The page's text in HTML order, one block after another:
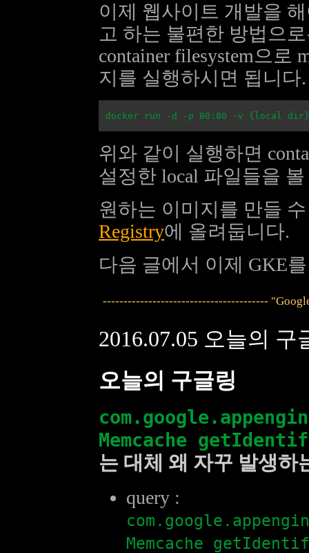
이제 웹사이트 개발을
고 하는 불편한 방법으
container filesystem으
지를 실행하시면 됩니다.
위와 같이 실행하면
설정한 local 파일들을
원하는 이미지를 만들
Registry에 올려둡니다.
다음 글에서 이제 GKE
----------------------------------------
2016.07.05 오늘의 구
오늘의 구글링
Memcache
는 대체 왜 자꾸 발생하
query :
Memcache